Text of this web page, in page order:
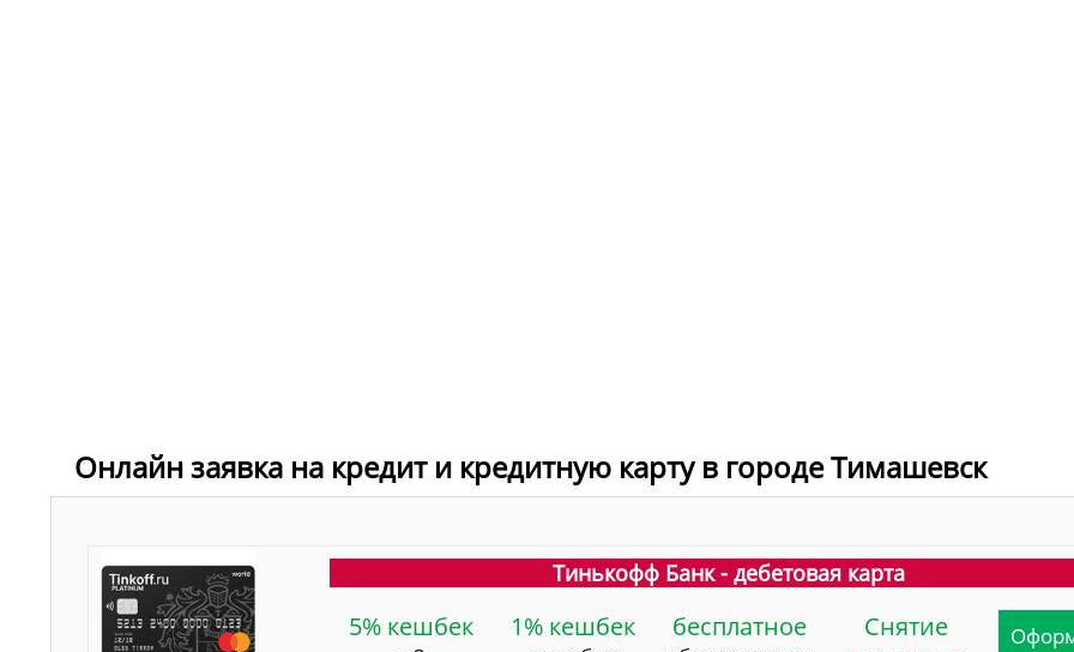
Онлайн заявка на кредит и кредитную карту в городе Тимашевск
Тинькофф Банк - дебетовая карта
5% кешбек 1% кешбек бесплатное
Снятие